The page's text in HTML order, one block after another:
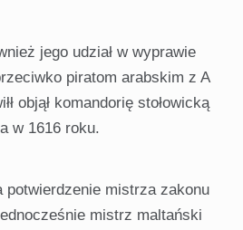
jego udział w wyprawie
piratom arabskim z A
objął komandorię stołowicką
w 1616 roku.
potwierdzenie mistrza zakonu
mistrz maltański